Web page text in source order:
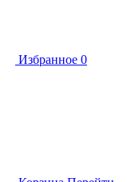
Избранное 0